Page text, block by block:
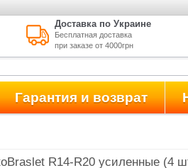
Доставка по Украине
Бесплатная доставка
при заказе от 4000грн
Гарантия и возврат